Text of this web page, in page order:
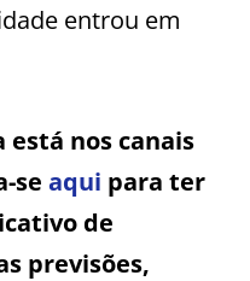
entrou em
nos canais
se aqui para ter
de
previsões,